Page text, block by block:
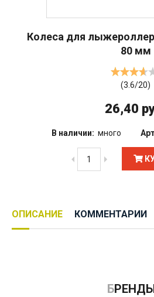
Колеса для
80 мм
(3.6/20)
26,40
В наличии: много
ОПИСАНИЕ КОММЕНТАРИИ